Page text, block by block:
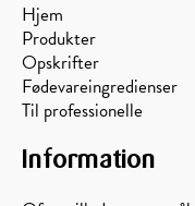
Hjem
Produkter
Opskrifter
Fødevareingredienser
Til professionelle
Information